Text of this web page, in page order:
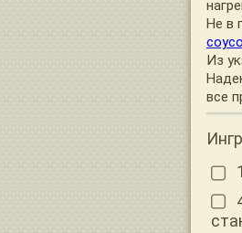
Не в
Из
все